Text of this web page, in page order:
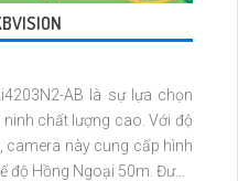
AB là sự lựa chọn
lượng cao. Với độ
camera này cung cấp hình
Hồng Ngoại 50m. Được